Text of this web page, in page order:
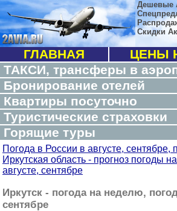
Дешевые
Скидки
ГЛАВНАЯ
ЦЕНЫ
ТАКСИ, трансферы в
Бронирование отелей
Квартиры посуточно
Туристические страховки
Горящие туры
Погода в России в августе, сентябре,
Иркутская область - прогноз погоды
августе, сентябре
Иркутск - погода на неделю,
сентябре